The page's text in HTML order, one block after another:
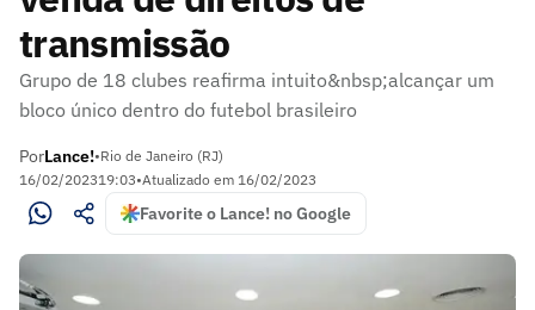
transmissão
Grupo de 18 clubes reafirma intuito&nbsp;alcançar um
bloco único dentro do futebol brasileiro
PorLance!•Rio de Janeiro (RJ)
16/02/202319:03•Atualizado em 16/02/2023
Favorite o Lance! no Google